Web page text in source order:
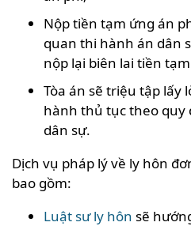
Nộp tiền tạm ứng án
quan thi hành án dân
nộp lại biên lai tiền
Tòa án sẽ triệu tập lấy
hành thủ tục theo quy
dân sự.
Dịch vụ pháp lý về ly hôn
bao gồm:
Luật sư ly hôn sẽ